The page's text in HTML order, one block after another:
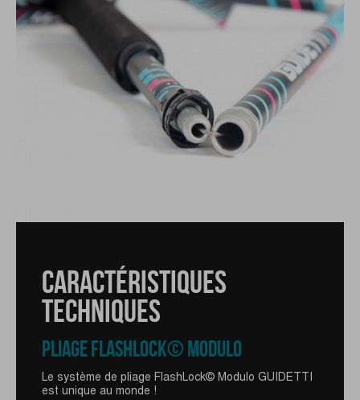
CARACTÉRISTIQUES
TECHNIQUES
PLIAGE FLASHLOCK© MODULO
Le système de pliage FlashLock© Modulo GUIDETTI
est unique au monde !
CARACTÉRISTIQUES
TECHNIQUES